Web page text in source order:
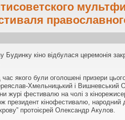
Будинку кіно відбулася церемонія
якого були оголошені призери
Хмельницький і Вишневський
журі фестивалю на чолі з
президент кінофестивалю, народний
протоієрей Олександр Акулов.